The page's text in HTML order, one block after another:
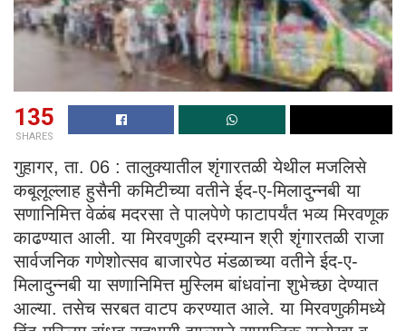
135
SHARES
गुहागर, ता. 06 : तालुक्यातील शृंगारतळी येथील मजलिसे
कबूलूल्लाह हुसैनी कमिटीच्या वतीने ईद-ए-मिलादुन्नबी या
सणानिमित्त वेळंब मदरसा ते पालपेणे फाटापर्यंत भव्य मिरवणूक
काढण्यात आली. या मिरवणुकी दरम्यान श्री शृंगारतळी राजा
सार्वजनिक गणेशोत्सव बाजारपेठ मंडळाच्या वतीने ईद-ए-
मिलादुन्नबी या सणानिमित्त मुस्लिम बांधवांना शुभेच्छा देण्यात
आल्या. तसेच सरबत वाटप करण्यात आले. या मिरवणुकीमध्ये